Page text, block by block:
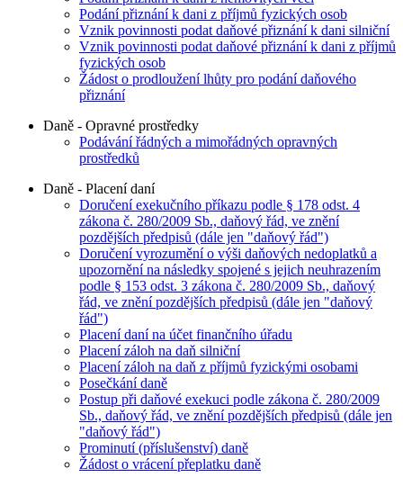
Podání přiznání k dani z příjmů fyzických osob
Vznik povinnosti podat daňové přiznání k dani silniční
Vznik povinnosti podat daňové přiznání k dani z příjmů
fyzických osob
Žádost o prodloužení lhůty pro podání daňového
přiznání
Daně - Opravné prostředky
Podávání řádných a mimořádných opravných
prostředků
Daně - Placení daní
Doručení exekučního příkazu podle § 178 odst. 4
zákona č. 280/2009 Sb., daňový řád, ve znění
pozdějších předpisů (dále jen "daňový řád")
Doručení vyrozumění o výši daňových nedoplatků a
upozornění na následky spojené s jejich neuhrazením
podle § 153 odst. 3 zákona č. 280/2009 Sb., daňový
řád, ve znění pozdějších předpisů (dále jen "daňový
řád")
Placení daní na účet finančního úřadu
Placení záloh na daň silniční
Placení záloh na daň z příjmů fyzickými osobami
Posečkání daně
Postup při daňové exekuci podle zákona č. 280/2009
Sb., daňový řád, ve znění pozdějších předpisů (dále jen
"daňový řád")
Prominutí (příslušenství) daně
Žádost o vrácení přeplatku daně